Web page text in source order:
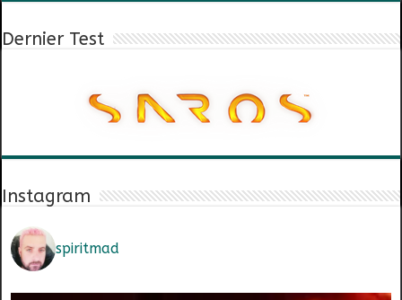
Dernier Test
Instagram
spiritmad